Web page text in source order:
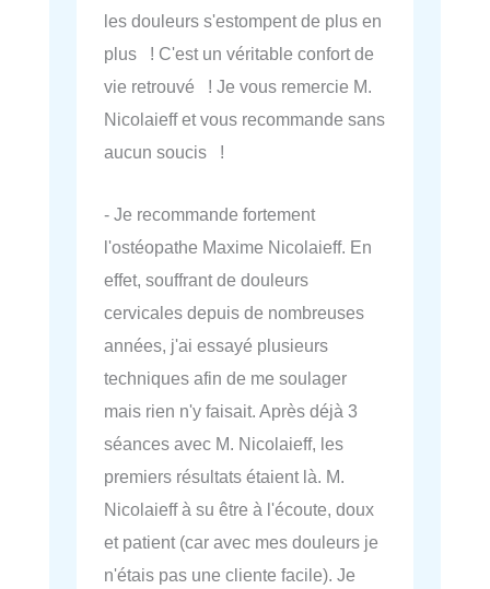
les douleurs s'estompent de plus en
plus ! C'est un véritable confort de
vie retrouvé ! Je vous remercie M.
Nicolaieff et vous recommande sans
aucun soucis !
- Je recommande fortement
l'ostéopathe Maxime Nicolaieff. En
effet, souffrant de douleurs
cervicales depuis de nombreuses
années, j'ai essayé plusieurs
techniques afin de me soulager
mais rien n'y faisait. Après déjà 3
séances avec M. Nicolaieff, les
premiers résultats étaient là. M.
Nicolaieff à su être à l'écoute, doux
et patient (car avec mes douleurs je
n'étais pas une cliente facile). Je